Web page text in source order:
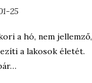
25
a hó, nem jellemző,
a lakosok életét.